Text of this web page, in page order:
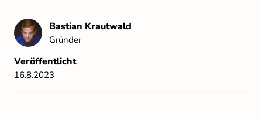
Bastian Krautwald
Gründer
Veröffentlicht
16.8.2023